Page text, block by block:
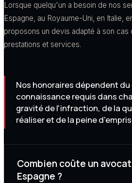
Lorsque quelqu'un a besoin de nos
Espagne, au Royaume-Uni, en Italie,
proposons un devis adapté à son cas
prestations et services.
Nos honoraires dépendent
connaissance requis dans
gravité de l'infraction, de la
réaliser et de la peine
Combien coûte un
Espagne ?